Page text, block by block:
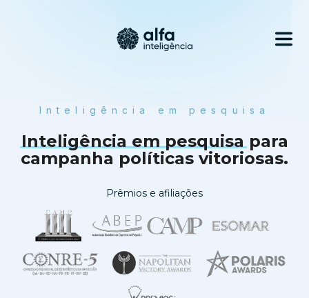
Inteligência em pesquisa
Inteligência em pesquisapara
campanha políticas vitoriosas.
Prêmios e afiliações